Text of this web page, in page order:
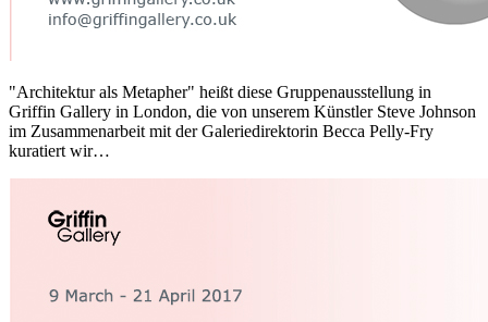
"Architektur als Metapher" heißt diese Gruppenausstellung in
Griffin Gallery in London, die von unserem Künstler Steve Johnson
im Zusammenarbeit mit der Galeriedirektorin Becca Pelly-Fry
kuratiert wir…